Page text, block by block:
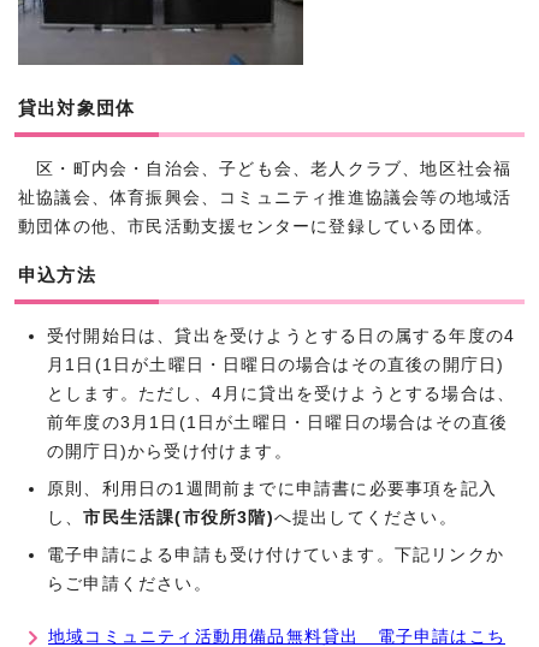
貸出対象団体
区・町内会・自治会、子ども会、老人クラブ、地区社会福
祉協議会、体育振興会、コミュニティ推進協議会等の地域活
動団体の他、市民活動支援センターに登録している団体。
申込方法
受付開始日は、貸出を受けようとする日の属する年度の4
月1日(1日が土曜日・日曜日の場合はその直後の開庁日)
とします。ただし、4月に貸出を受けようとする場合は、
前年度の3月1日(1日が土曜日・日曜日の場合はその直後
の開庁日)から受け付けます。
原則、利用日の1週間前までに申請書に必要事項を記入
し、市民生活課(市役所3階)へ提出してください。
電子申請による申請も受け付けています。下記リンクか
らご申請ください。
地域コミュニティ活動用備品無料貸出 電子申請はこち